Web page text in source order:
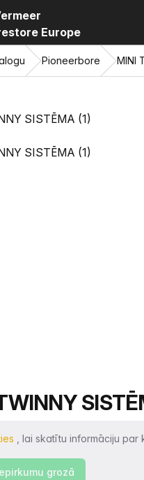
izvēlni
Pioneerbore MINI
, lai skatītu informāciju par
grozā